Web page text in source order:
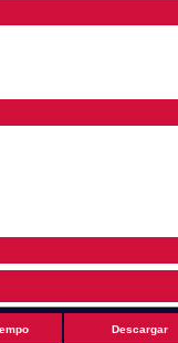
Descargar